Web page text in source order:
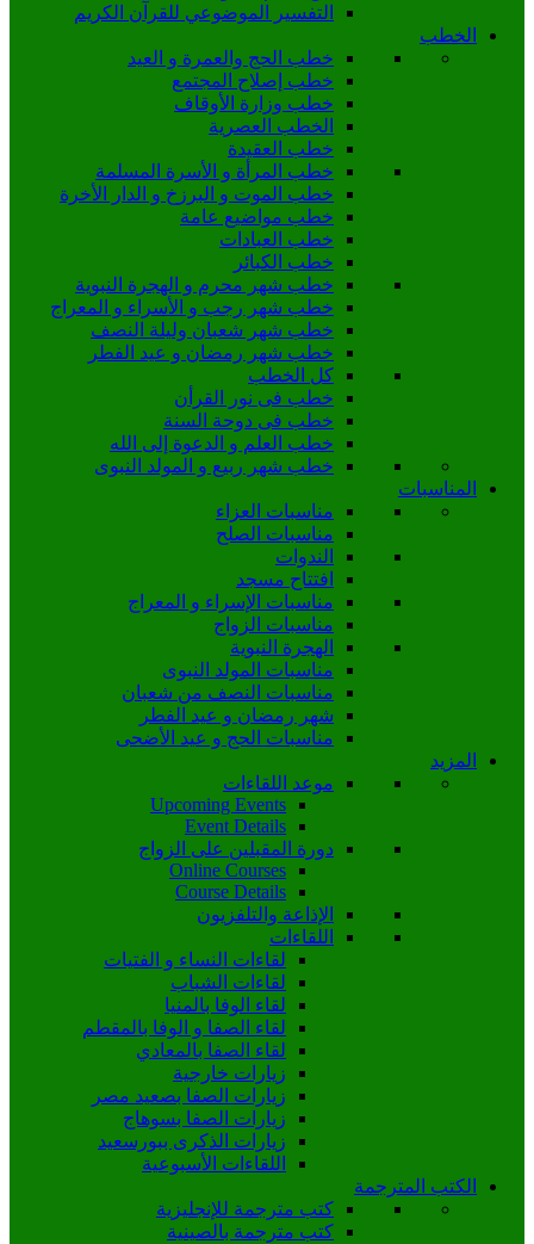
التفسير الموضوعي للقرآن الكريم
الخطب
خطب الحج والعمرة و العيد
خطب إصلاح المجتمع
خطب وزارة الأوقاف
الخطب العصرية
خطب العقيدة
خطب المرأة و الأسرة المسلمة
خطب الموت و البرزخ و الدار الأخرة
خطب مواضيع عامة
خطب العبادات
خطب الكبائر
خطب شهر محرم و الهجرة النبوية
خطب شهر رجب و الأسراء و المعراج
خطب شهر شعبان وليلة النصف
خطب شهر رمضان و عيد الفطر
كل الخطب
خطب فى نور القرأن
خطب فى دوحة السنة
خطب العلم و الدعوة إلى الله
خطب شهر ربيع و المولد النبوى
المناسبات
مناسبات العزاء
مناسبات الصلح
الندوات
افتتاح مسجد
مناسبات الإسراء و المعراج
مناسبات الزواج
الهجرة النبوية
مناسبات المولد النبوى
مناسبات النصف من شعبان
شهر رمضان و عيد الفطر
مناسبات الحج و عيد الأضحى
المزيد
موعد اللقاءات
Upcoming Events
Event Details
دورة المقبلين على الزواج
Online Courses
Course Details
الإذاعة والتلفزيون
اللقاءات
لقاءات النساء و الفتيات
لقاءات الشباب
لقاء الوفا بالمنيا
لقاء الصفا و الوفا بالمقطم
لقاء الصفا بالمعادي
زيارات خارجية
زيارات الصفا بصعيد مصر
زيارات الصفا بسوهاج
زيارات الذكرى ببورسعيد
اللقاءات الأسبوعية
الكتب المترجمة
كتب مترجمة للإنجليزية
كتب مترجمة بالصينية